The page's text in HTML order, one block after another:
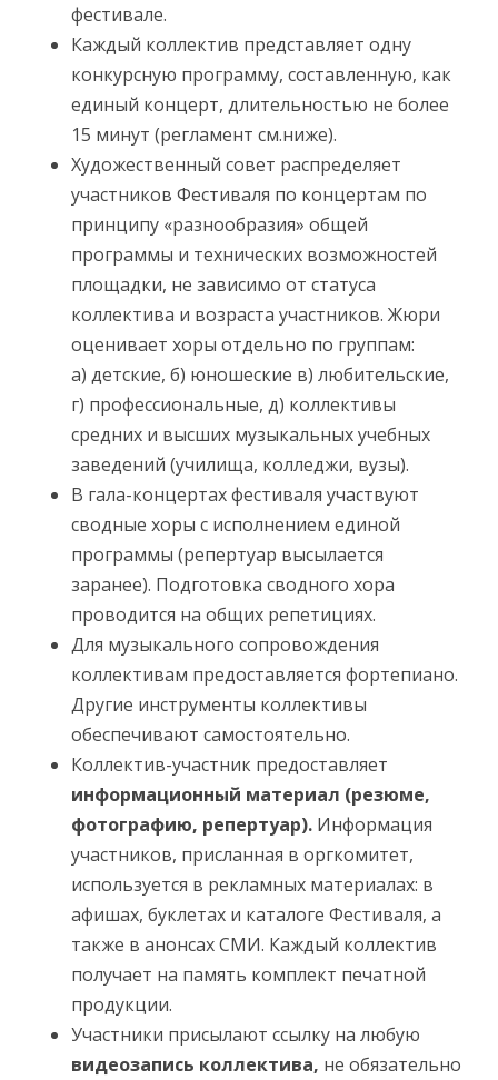
фестивале.
Каждый коллектив представляет одну
конкурсную программу, составленную, как
единый концерт, длительностью не более
15 минут (регламент см.ниже).
Художественный совет распределяет
участников Фестиваля по концертам по
принципу «разнообразия» общей
программы и технических возможностей
площадки, не зависимо от статуса
коллектива и возраста участников. Жюри
оценивает хоры отдельно по группам:
а) детские, б) юношеские в) любительские,
г) профессиональные, д) коллективы
средних и высших музыкальных учебных
заведений (училища, колледжи, вузы).
В гала-концертах фестиваля участвуют
сводные хоры с исполнением единой
программы (репертуар высылается
заранее). Подготовка сводного хора
проводится на общих репетициях.
Для музыкального сопровождения
коллективам предоставляется фортепиано.
Другие инструменты коллективы
обеспечивают самостоятельно.
Коллектив-участник предоставляет
информационный материал (резюме,
фотографию, репертуар). Информация
участников, присланная в оргкомитет,
используется в рекламных материалах: в
афишах, буклетах и каталоге Фестиваля, а
также в анонсах СМИ. Каждый коллектив
получает на память комплект печатной
продукции.
Участники присылают ссылку на любую
видеозапись коллектива, не обязательно